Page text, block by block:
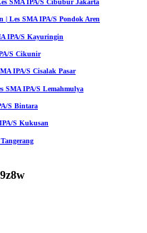
SMA IPA/S Cibubur Jakarta
| Les SMA IPA/S Pondok Aren
IPA/S Kayuringin
S Cikunir
IPA/S Cisalak Pasar
SMA IPA/S Lemahmulya
S Bintara
S Kukusan